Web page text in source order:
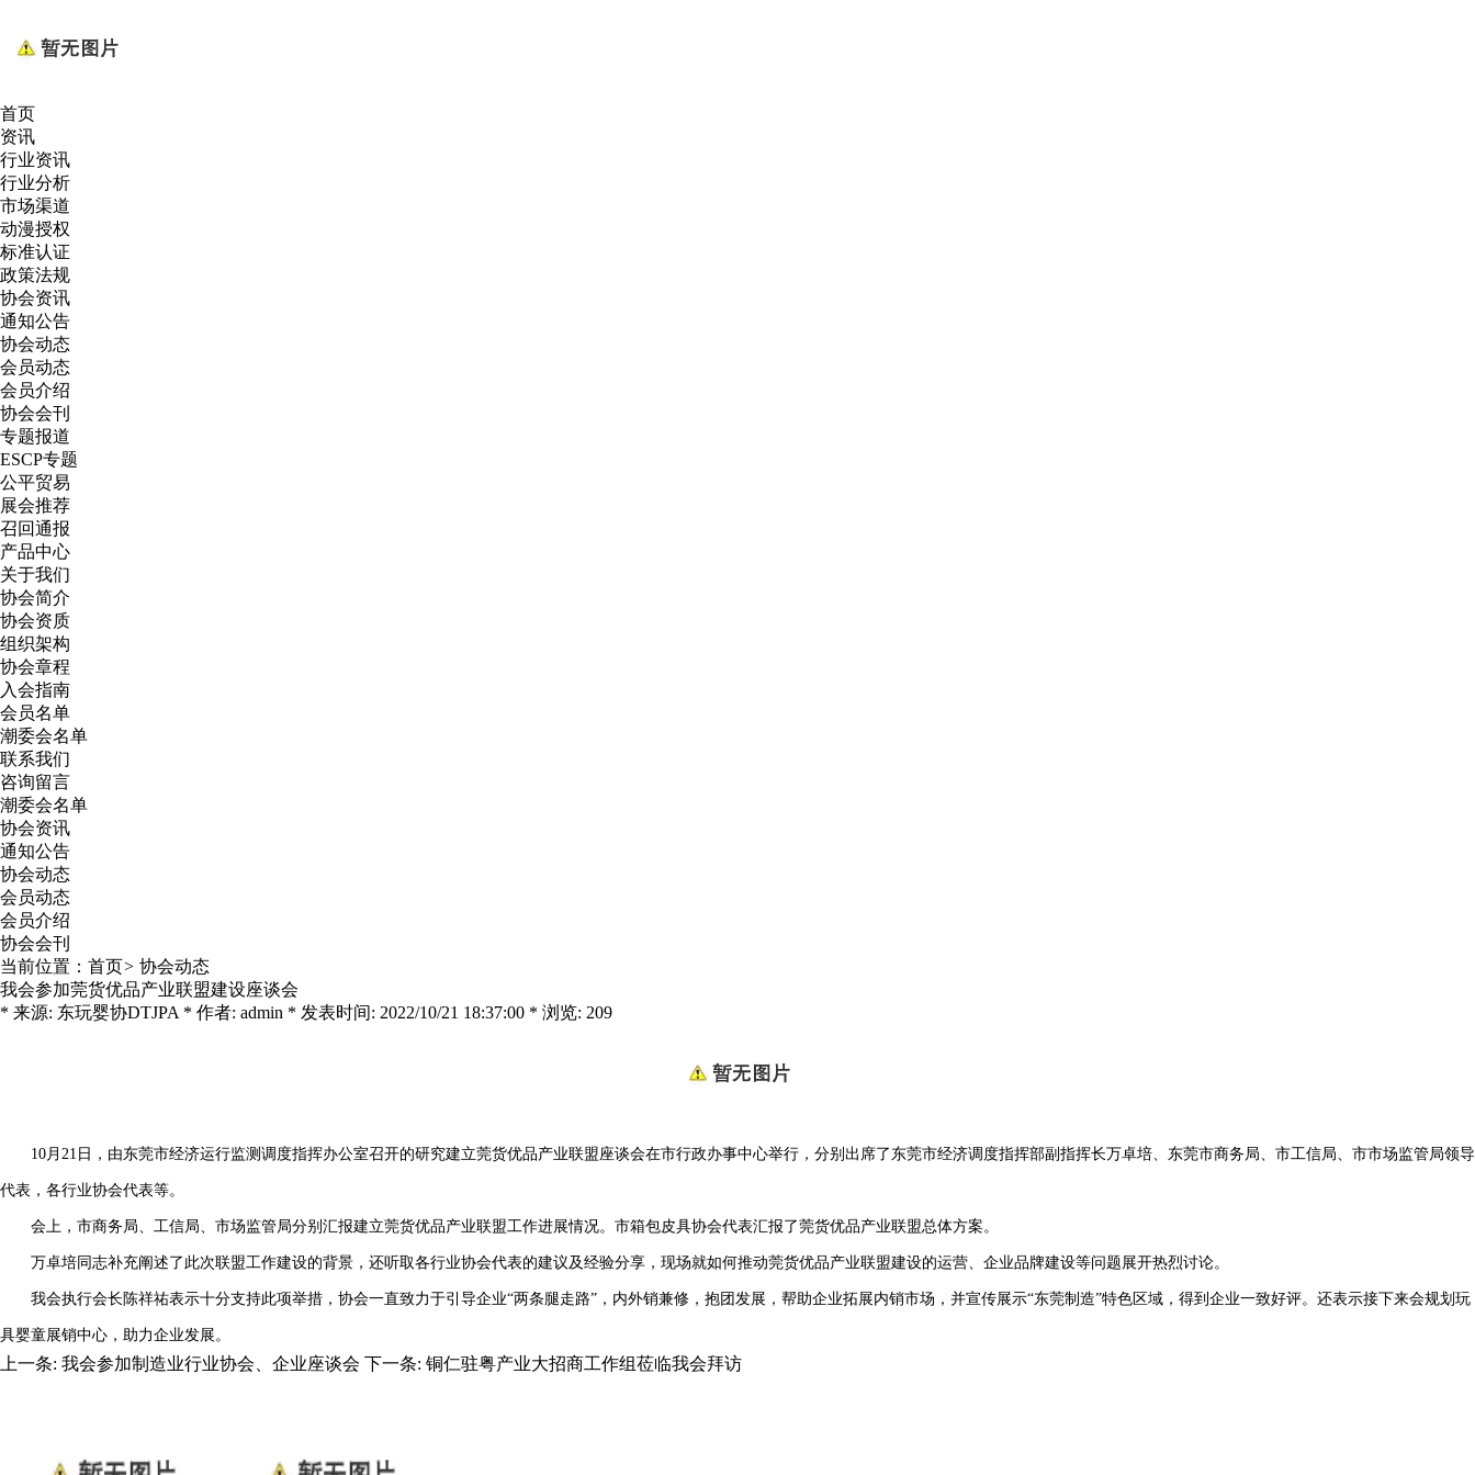
首页
资讯
行业资讯
行业分析
市场渠道
动漫授权
标准认证
政策法规
协会资讯
通知公告
协会动态
会员动态
会员介绍
协会会刊
专题报道
ESCP专题
公平贸易
展会推荐
召回通报
产品中心
关于我们
协会简介
协会资质
组织架构
协会章程
入会指南
会员名单
潮委会名单
联系我们
咨询留言
潮委会名单
协会资讯
通知公告
协会动态
会员动态
会员介绍
协会会刊
当前位置： 首页> 协会动态
我会参加莞货优品产业联盟建设座谈会
* 来源: 东玩婴协DTJPA * 作者: admin * 发表时间: 2022/10/21 18:37:00 * 浏览: 209
10月21日，由东莞市经济运行监测调度指挥办公室召开的研究建立莞货优品产业联盟座谈会在市行政办事中心举行，分别出席了东莞市经济调度指挥部副指挥长万卓培、东莞市商务局、市工信局、市市场监管局领导
代表，各行业协会代表等。
会上，市商务局、工信局、市场监管局分别汇报建立莞货优品产业联盟工作进展情况。市箱包皮具协会代表汇报了莞货优品产业联盟总体方案。
万卓培同志补充阐述了此次联盟工作建设的背景，还听取各行业协会代表的建议及经验分享，现场就如何推动莞货优品产业联盟建设的运营、企业品牌建设等问题展开热烈讨论。
我会执行会长陈祥祐表示十分支持此项举措，协会一直致力于引导企业“两条腿走路”，内外销兼修，抱团发展，帮助企业拓展内销市场，并宣传展示“东莞制造”特色区域，得到企业一致好评。还表示接下来会规划玩
具婴童展销中心，助力企业发展。
上一条: 我会参加制造业行业协会、企业座谈会 下一条: 铜仁驻粤产业大招商工作组莅临我会拜访